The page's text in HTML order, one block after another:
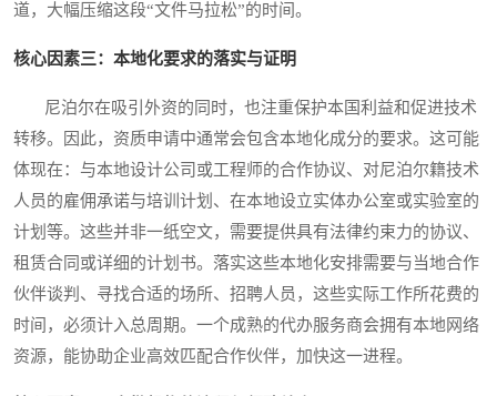
道，大幅压缩这段“文件马拉松”的时间。
核心因素三：本地化要求的落实与证明
尼泊尔在吸引外资的同时，也注重保护本国利益和促进技术
转移。因此，资质申请中通常会包含本地化成分的要求。这可能
体现在：与本地设计公司或工程师的合作协议、对尼泊尔籍技术
人员的雇佣承诺与培训计划、在本地设立实体办公室或实验室的
计划等。这些并非一纸空文，需要提供具有法律约束力的协议、
租赁合同或详细的计划书。落实这些本地化安排需要与当地合作
伙伴谈判、寻找合适的场所、招聘人员，这些实际工作所花费的
时间，必须计入总周期。一个成熟的代办服务商会拥有本地网络
资源，能协助企业高效匹配合作伙伴，加快这一进程。